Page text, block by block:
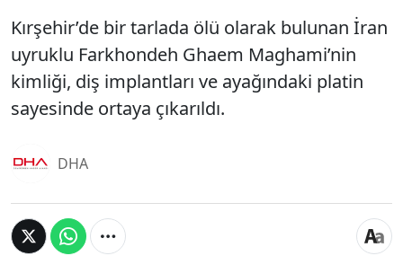
Kırşehir’de bir tarlada ölü olarak bulunan İran
uyruklu Farkhondeh Ghaem Maghami’nin
kimliği, diş implantları ve ayağındaki platin
sayesinde ortaya çıkarıldı.
DHA